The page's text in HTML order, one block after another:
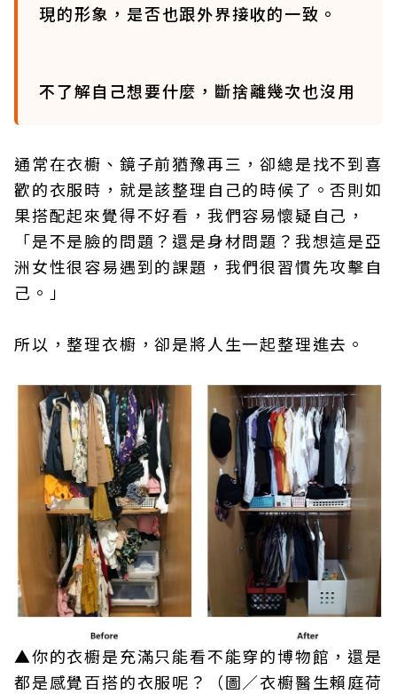
現的形象，是否也跟外界接收的一致。
不了解自己想要什麼，斷捨離幾次也沒用
通常在衣櫥、鏡子前猶豫再三，卻總是找不到喜
歡的衣服時，就是該整理自己的時候了。否則如
果搭配起來覺得不好看，我們容易懷疑自己，
「是不是臉的問題？還是身材問題？我想這是亞
洲女性很容易遇到的課題，我們很習慣先攻擊自
己。」
所以，整理衣櫥，卻是將人生一起整理進去。
▲你的衣櫥是充滿只能看不能穿的博物館，還是
都是感覺百搭的衣服呢？（圖／衣櫥醫生賴庭荷